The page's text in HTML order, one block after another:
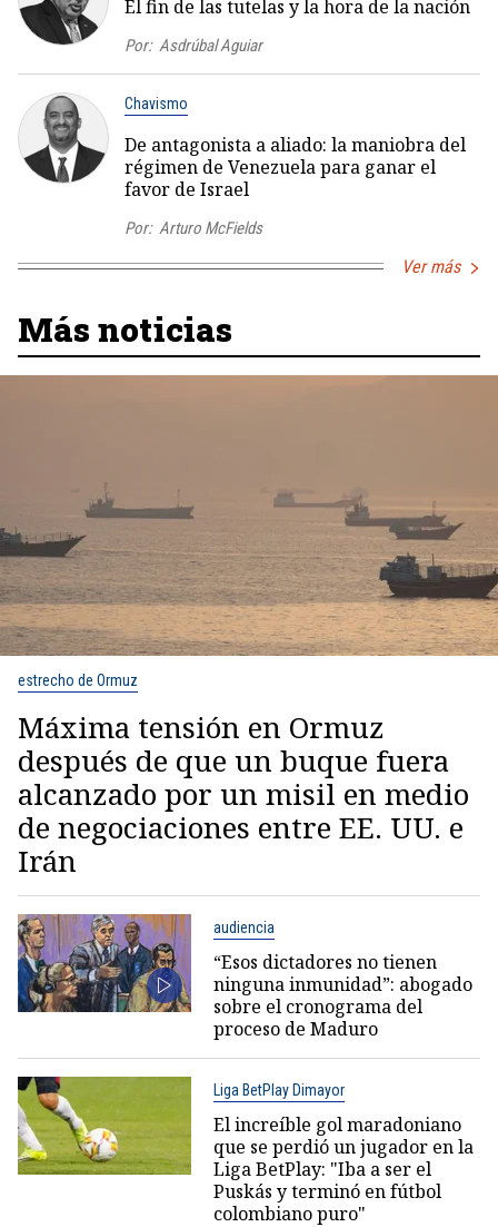
El fin de las tutelas y la hora de la nación
Por: Asdrúbal Aguiar
Chavismo
De antagonista a aliado: la maniobra del
régimen de Venezuela para ganar el
favor de Israel
Por: Arturo McFields
Ver más
Más noticias
estrecho de Ormuz
Máxima tensión en Ormuz
después de que un buque fuera
alcanzado por un misil en medio
de negociaciones entre EE. UU. e
Irán
audiencia
“Esos dictadores no tienen
ninguna inmunidad”: abogado
sobre el cronograma del
proceso de Maduro
Liga BetPlay Dimayor
El increíble gol maradoniano
que se perdió un jugador en la
Liga BetPlay: "Iba a ser el
Puskás y terminó en fútbol
colombiano puro"